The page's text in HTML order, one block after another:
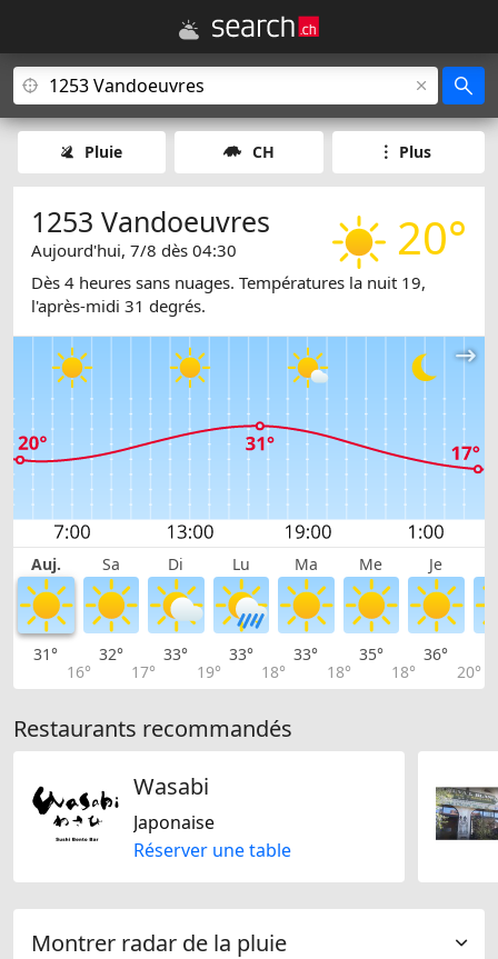
Pluie CH Plus
20°
1253 Vandoeuvres
Aujourd'hui, 7/8 dès 04:30
Dès 4 heures sans nuages. Températures la nuit 19,
l'après-midi 31 degrés.
Auj. Sa Di Lu Ma Me Je
31°
16°
32°
17°
33°
19°
33°
18°
33°
18°
35°
18°
36°
20°
Restaurants recommandés
Wasabi
Japonaise
Réserver une table
Montrer radar de la pluie